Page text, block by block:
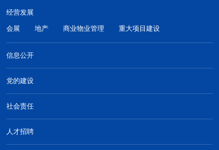
经营发展
会展 地产 商业物业管理 重大项目建设
信息公开
党的建设
社会责任
人才招聘